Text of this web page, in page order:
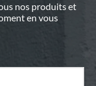
nos produits et
en vous